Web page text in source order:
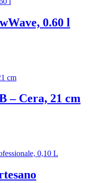
0.60 l
– Cera, 21 cm